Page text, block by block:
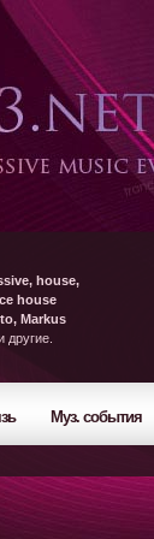
house,
house
Markus
другие.
Муз. события